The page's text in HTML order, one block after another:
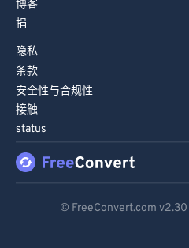
博客
捐
隐私
条款
安全性与合规性
接触
status
© FreeConvert.com v2.30